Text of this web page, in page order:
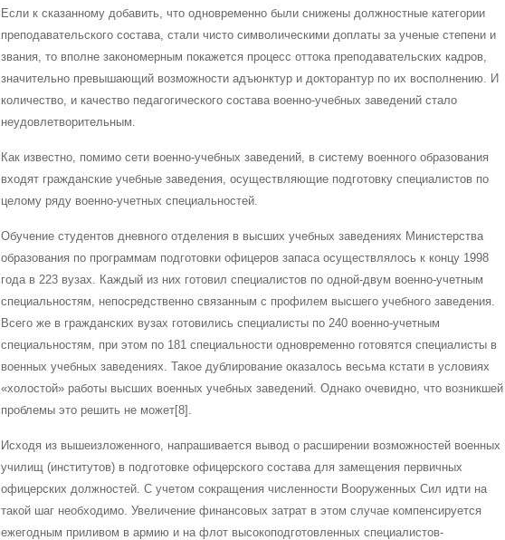
Если к сказанному добавить, что одновременно были снижены должностные категории
преподавательского состава, стали чисто символическими доплаты за ученые степени и
звания, то вполне закономерным покажется процесс оттока преподавательских кадров,
значительно превышающий возможности адъюнктур и докторантур по их восполнению. И
количество, и качество педагогического состава военно-учебных заведений стало
неудовлетворительным.
Как известно, помимо сети военно-учебных заведений, в систему военного образования
входят гражданские учебные заведения, осуществляющие подготовку специалистов по
целому ряду военно-учетных специальностей.
Обучение студентов дневного отделения в высших учебных заведениях Министерства
образования по программам подготовки офицеров запаса осуществлялось к концу 1998
года в 223 вузах. Каждый из них готовил специалистов по одной-двум военно-учетным
специальностям, непосредственно связанным с профилем высшего учебного заведения.
Всего же в гражданских вузах готовились специалисты по 240 военно-учетным
специальностям, при этом по 181 специальности одновременно готовятся специалисты в
военных учебных заведениях. Такое дублирование оказалось весьма кстати в условиях
«холостой» работы высших военных учебных заведений. Однако очевидно, что возникшей
проблемы это решить не может[8].
Исходя из вышеизложенного, напрашивается вывод о расширении возможностей военных
училищ (институтов) в подготовке офицерского состава для замещения первичных
офицерских должностей. С учетом сокращения численности Вооруженных Сил идти на
такой шаг необходимо. Увеличение финансовых затрат в этом случае компенсируется
ежегодным приливом в армию и на флот высокоподготовленных специалистов-